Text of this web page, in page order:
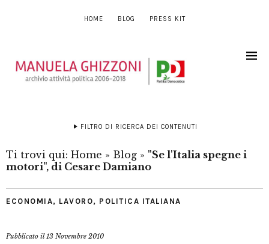
HOME BLOG PRESS KIT
FILTRO DI RICERCA DEI CONTENUTI
Ti trovi qui: Home » Blog » "Se l'Italia spegne i
motori", di Cesare Damiano
ECONOMIA, LAVORO, POLITICA ITALIANA
Pubblicato il13 Novembre 2010